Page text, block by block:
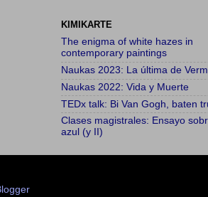
KIMIKARTE
The enigma of white hazes in
contemporary paintings
Naukas 2023: La última de
Naukas 2022: Vida y Muerte
TEDx talk: Bi Van Gogh, baten
Clases magistrales: Ensayo
azul (y II)
.